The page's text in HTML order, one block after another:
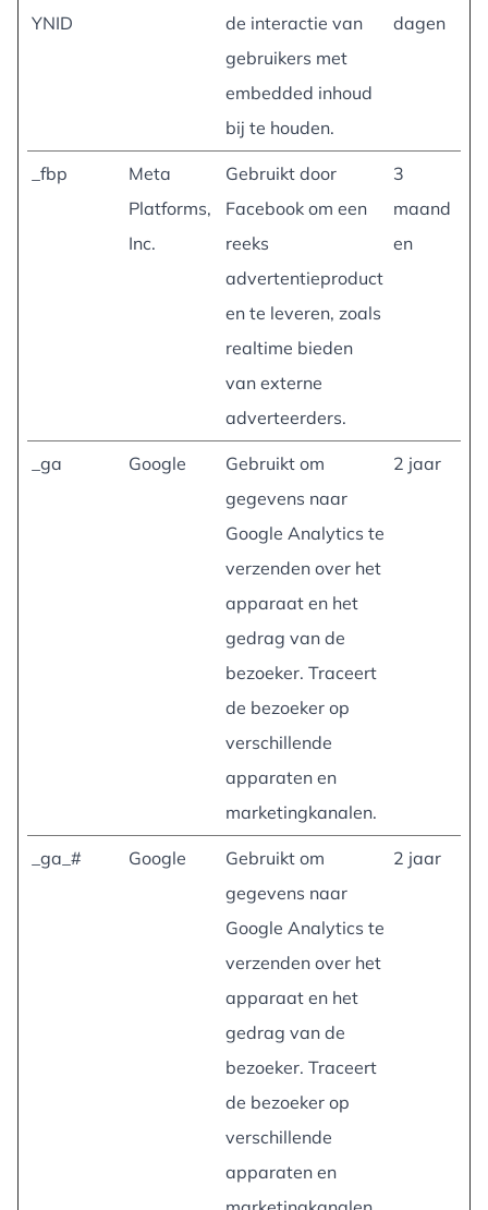
YNID
de interactie van
gebruikers met
embedded inhoud
bij te houden.
dagen
_fbp
Meta
Platforms,
Inc.
Gebruikt door
Facebook om een
reeks
advertentieproduct
en te leveren, zoals
realtime bieden
van externe
adverteerders.
3
maand
en
_ga Google
Gebruikt om
gegevens naar
Google Analytics te
verzenden over het
apparaat en het
gedrag van de
bezoeker. Traceert
de bezoeker op
verschillende
apparaten en
marketingkanalen.
2 jaar
_ga_# Google
Gebruikt om
gegevens naar
Google Analytics te
verzenden over het
apparaat en het
gedrag van de
bezoeker. Traceert
de bezoeker op
verschillende
apparaten en
2 jaar